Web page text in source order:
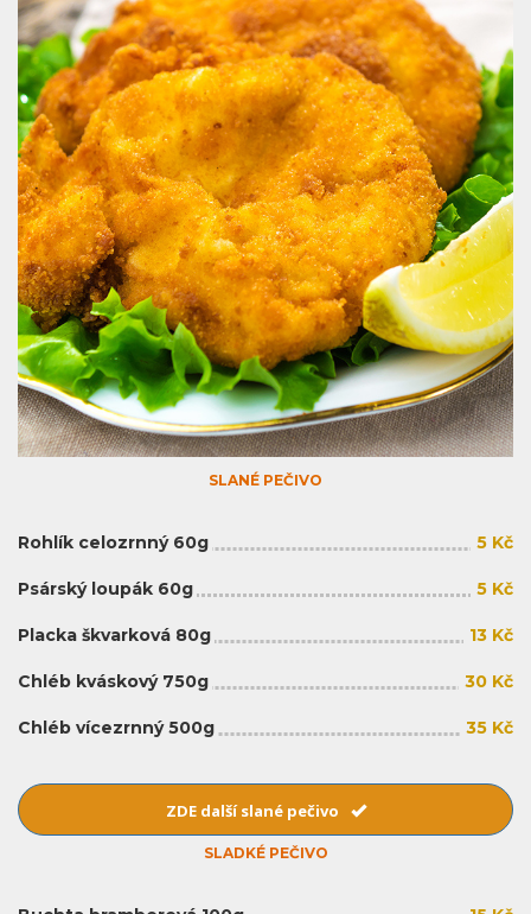
SLANÉ PEČIVO
Rohlík celozrnný 60g 5 Kč
Psárský loupák 60g 5 Kč
Placka škvarková 80g 13 Kč
Chléb kváskový 750g 30 Kč
Chléb vícezrnný 500g 35 Kč
ZDE další slané pečivo
SLADKÉ PEČIVO